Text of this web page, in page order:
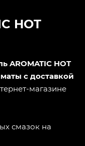
HOT
AROMATIC HOT
с доставкой
магазине
смазок на